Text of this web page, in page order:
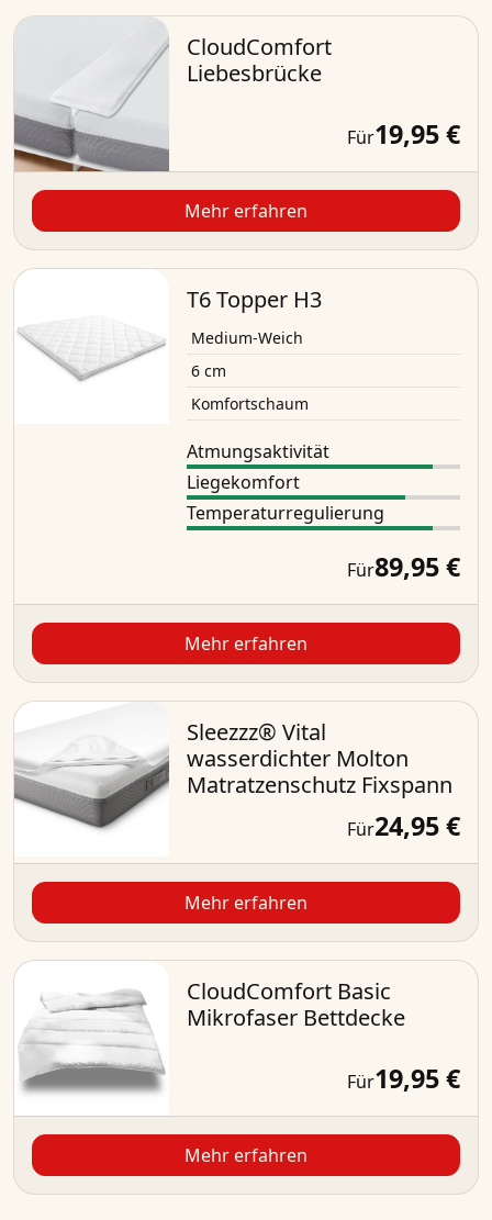
CloudComfort
Liebesbrücke
Für19,95 €
Mehr erfahren
T6 Topper H3
Medium-Weich
6 cm
Komfortschaum
Atmungsaktivität
Liegekomfort
Temperaturregulierung
Für89,95 €
Mehr erfahren
Sleezzz® Vital
wasserdichter Molton
Matratzenschutz Fixspann
Für24,95 €
Mehr erfahren
CloudComfort Basic
Mikrofaser Bettdecke
Für19,95 €
Mehr erfahren